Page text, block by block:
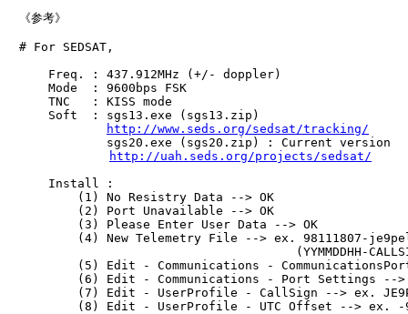
《参考》
# For SEDSAT,
Freq. : 437.912MHz (+/- doppler)
Mode  : 9600bps FSK
TNC   : KISS mode
Soft  : sgs13.exe (sgs13.zip)
http://www.seds.org/sedsat/tracking/
sgs20.exe (sgs20.zip) : Current version
http://uah.seds.org/projects/sedsat/
Install :
(1) No Resistry Data --> OK
(2) Port Unavailable --> OK
(3) Please Enter User Data --> OK
(4) New Telemetry File --> ex. 98111807-
(YYMMDDHH-
(5) Edit - Communications - CommunicationsPort
(6) Edit - Communications - Port Settings -->
(7) Edit - UserProfile - CallSign --> ex.
(8) Edit - UserProfile - UTC Offset --> ex.